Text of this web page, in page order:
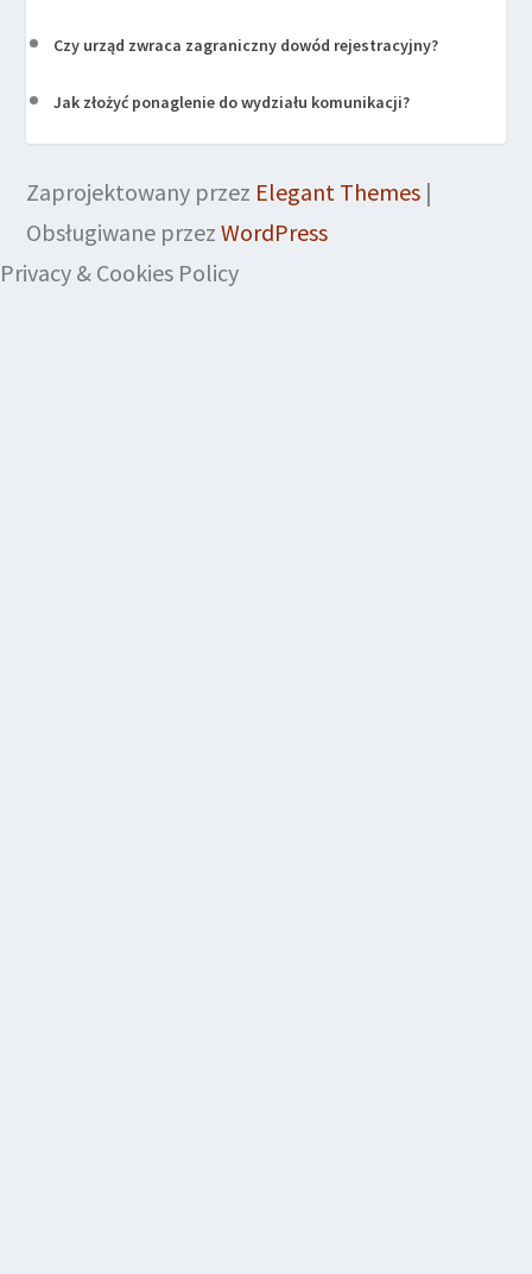
Czy urząd zwraca zagraniczny dowód rejestracyjny?
Jak złożyć ponaglenie do wydziału komunikacji?
Zaprojektowany przez Elegant Themes |
Obsługiwane przezWordPress
Privacy & Cookies Policy